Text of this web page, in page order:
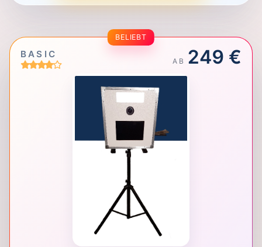
BELIEBT
BASIC
AB 249 €